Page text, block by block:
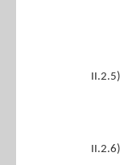
II.2.5)
II.2.6)